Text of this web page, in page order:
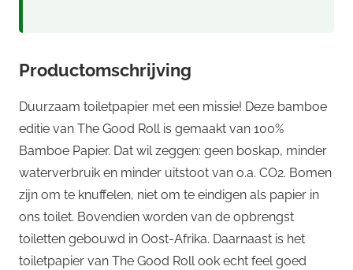
Productomschrijving
Duurzaam toiletpapier met een missie! Deze bamboe
editie van The Good Roll is gemaakt van 100%
Bamboe Papier. Dat wil zeggen: geen boskap, minder
waterverbruik en minder uitstoot van o.a. CO2. Bomen
zijn om te knuffelen, niet om te eindigen als papier in
ons toilet. Bovendien worden van de opbrengst
toiletten gebouwd in Oost-Afrika. Daarnaast is het
toiletpapier van The Good Roll ook echt feel goed